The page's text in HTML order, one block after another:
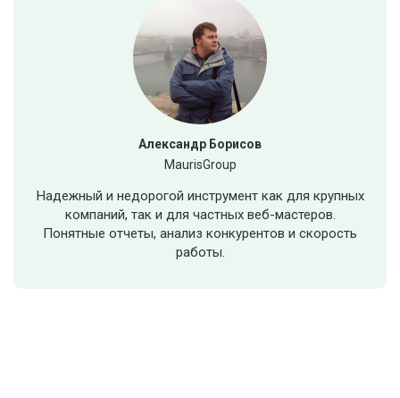
Александр Борисов
MaurisGroup
​Надежный и недорогой инструмент как для крупных
компаний, так и для частных веб-мастеров.
Понятные отчеты, анализ конкурентов и скорость
работы.